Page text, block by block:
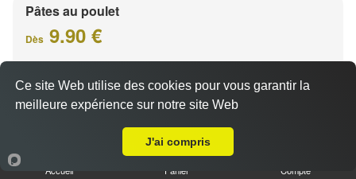
Pâtes au poulet
Dès 9.90 €
Sauce fromage au choix
Accueil Panier Compte
Ce site Web utilise des cookies pour vous garantir la
meilleure expérience sur notre site Web
J'ai compris